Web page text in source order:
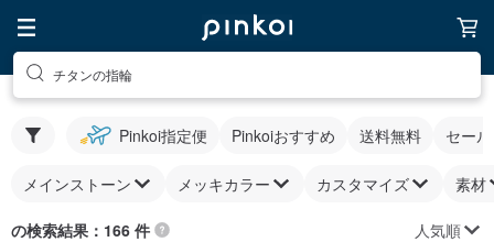
チタンの指輪
Pinkoi指定便 Pinkoiおすすめ 送料無料 セー
メインストーン メッキカラー カスタマイズ 素材
の検索結果：166 件 人気順